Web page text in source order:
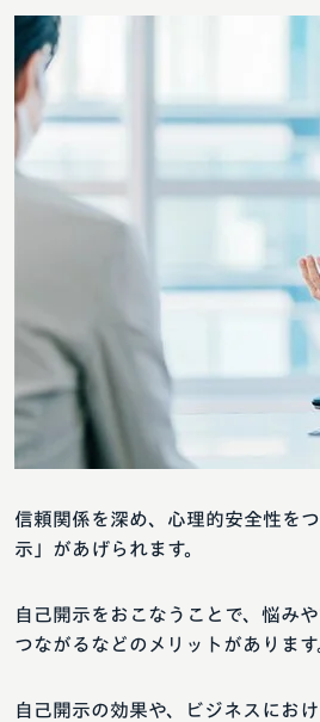
自己開示の効果や、ビジネスにお
自己開示をおこなうことで、悩み
つながるなどのメリットがあります
信頼関係を深め、心理的安全性を
示」があげられます。